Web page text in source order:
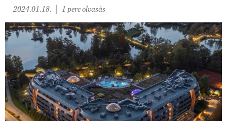
2024.01.18. 1 perc olvasás